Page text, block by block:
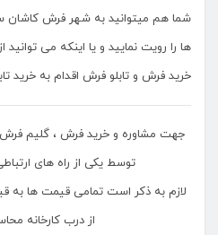
شما هم میتوانید به شهر فرش کاشان
ها را رویت نمایید و یا اینکه می
خرید فرش و تابلو فرش اقدام به خرید
جهت مشاوره و خرید فرش ، گلیم فرش
توسط یکی از راه های
لازم به ذکر است تمامی قیمت ها
از درب کارخانه